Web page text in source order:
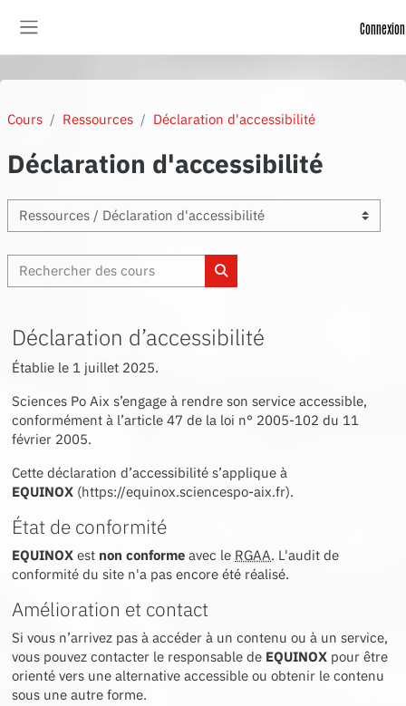
Connexion
Cours Ressources Déclaration d'accessibilité
Déclaration d'accessibilité
Enseignements
Rechercher des cours
Rechercher des cours
Déclaration d’accessibilité
Établie le 1 juillet 2025.
Sciences Po Aix s’engage à rendre son service accessible,
conformément à l’article 47 de la loi n° 2005-102 du 11
février 2005.
Cette déclaration d’accessibilité s’applique à
EQUINOX (https://equinox.sciencespo-aix.fr).
État de conformité
EQUINOX est non conforme avec le RGAA. L'audit de
conformité du site n'a pas encore été réalisé.
Amélioration et contact
Si vous n’arrivez pas à accéder à un contenu ou à un service,
vous pouvez contacter le responsable de EQUINOX pour être
orienté vers une alternative accessible ou obtenir le contenu
sous une autre forme.